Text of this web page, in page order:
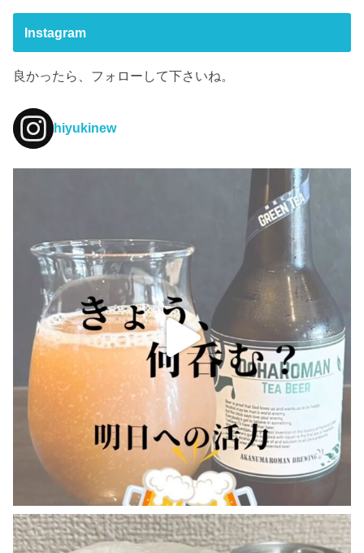
Instagram
良かったら、フォローして下さいね。
hiyukinew